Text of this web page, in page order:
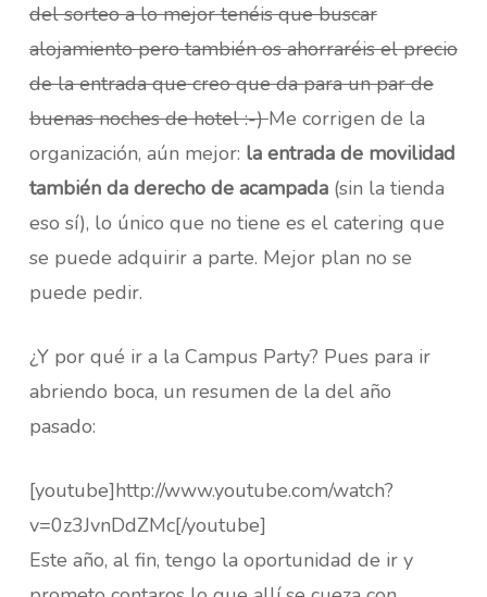
del sorteo a lo mejor tenéis que buscar
alojamiento pero también os ahorraréis el precio
de la entrada que creo que da para un par de
buenas noches de hotel :-)Me corrigen de la
organización, aún mejor: la entrada de movilidad
también da derecho de acampada(sin la tienda
eso sí), lo único que no tiene es el catering que
se puede adquirir a parte. Mejor plan no se
puede pedir.
¿Y por qué ir a la Campus Party? Pues para ir
abriendo boca, un resumen de la del año
pasado:
[youtube]http://www.youtube.com/watch?
v=0z3JvnDdZMc[/youtube]
Este año, al fin, tengo la oportunidad de ir y